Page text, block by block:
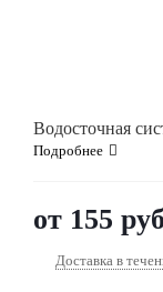
Водосточная
Подробнее
от 155
Доставка в